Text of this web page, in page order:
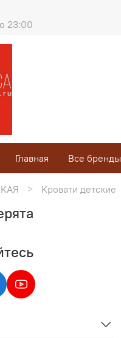
23:00
Главная Все бренды
Кровати детские